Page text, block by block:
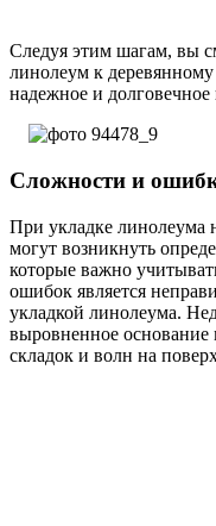
Следуя этим шагам, вы
линолеум к
надежное и
Сложности и
При укладке
могут возникнуть
которые важно
ошибок является
укладкой линолеума.
выровненное
складок и волн на